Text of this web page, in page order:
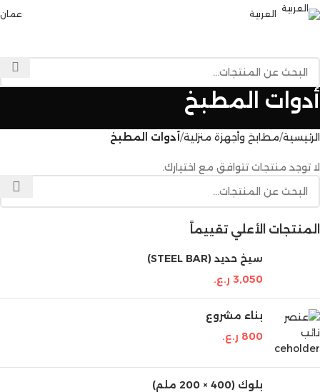
العربية عمان
أدوات المطبخ
المنتجات الأعلي تقييماً
سيخ حديد (STEEL BAR)
3,050 ر.ع.
بناء مشروع
800 ر.ع.
بلوك (400 × 200 ملم)
الرئيسية مطابخ وأجهزة منزلية أدوات المطبخ
لا توجد منتجات تتوافق مع اختيارك.